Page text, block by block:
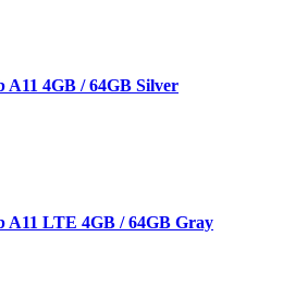
A11 4GB / 64GB Silver
A11 LTE 4GB / 64GB Gray